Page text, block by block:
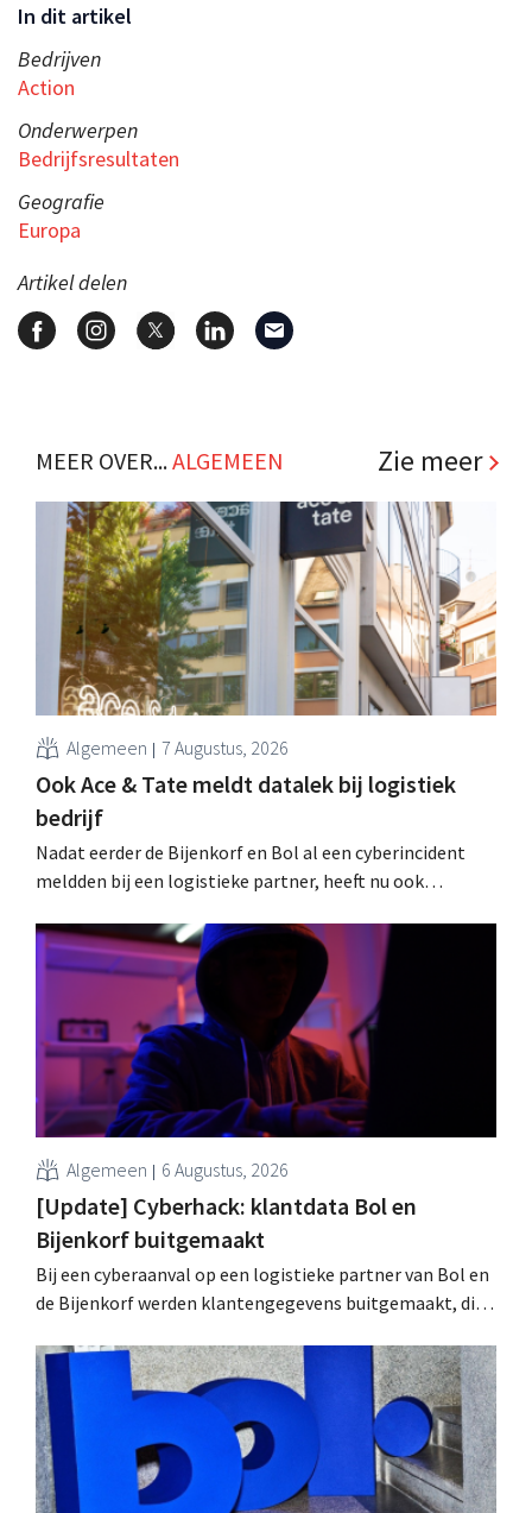
In dit artikel
Bedrijven
Action
Onderwerpen
Bedrijfsresultaten
Geografie
Europa
Artikel delen
MEER OVER...ALGEMEEN Zie meer
Algemeen 7 Augustus, 2026
Ook Ace & Tate meldt datalek bij logistiek
bedrijf
Nadat eerder de Bijenkorf en Bol al een cyberincident
meldden bij een logistieke partner, heeft nu ook
datalek. Financiële gegevens, gebruikersnamen en
wachtwoorden zijn niet getroffen.
Algemeen 6 Augustus, 2026
[Update] Cyberhack: klantdata Bol en
Bijenkorf buitgemaakt
Bij een cyberaanval op een logistieke partner van Bol en
de Bijenkorf werden klantengegevens buitgemaakt, die
De retailers roepen klanten op alert te zijn voor
phishing.